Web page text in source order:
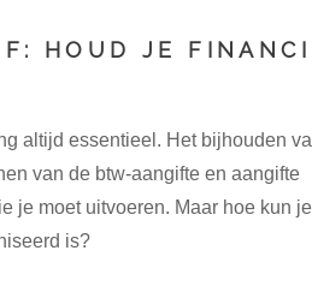
HOUD JE
altijd essentieel. Het bijhouden
van de btw-aangifte en aangifte
je moet uitvoeren. Maar hoe kun
is?